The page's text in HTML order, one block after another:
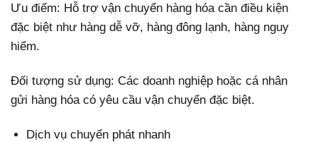
Ưu điểm: Hỗ trợ vận chuyển hàng hóa cần điều kiện
đặc biệt như hàng dễ vỡ, hàng đông lạnh, hàng nguy
hiểm.
Đối tượng sử dụng: Các doanh nghiệp hoặc cá nhân
gửi hàng hóa có yêu cầu vận chuyển đặc biệt.
Dịch vụ chuyển phát nhanh